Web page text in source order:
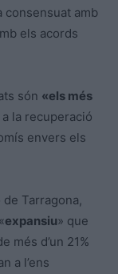
consensuat amb
els acords
són «els més
la recuperació
envers els
Tarragona,
expansiu» que
més d’un 21%
a l’ens